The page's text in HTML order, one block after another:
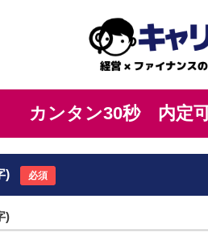
カンタン30秒 内定
) 必須
)